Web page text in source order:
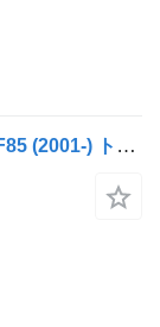
DAF LF45, LF55, LF180, CF65, CF75, CF85 (2001-) トラクタートラックのためのDAF CF85 (01.01-) 1744085 エアコンコンデンサ